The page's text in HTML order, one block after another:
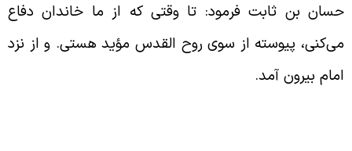
بن ثابت فرمود: تا وقتی که از ما خاندان دفاع
پیوسته از سوی روح القدس مؤید هستی. و از نزد
بیرون آمد.